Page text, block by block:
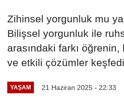
Zihinsel yorgunluk mu
Bilişsel yorgunluk ile
arasındaki farkı öğrenin,
ve etkili çözümler
YAŞAM 21 Haziran 2025 - 22:33